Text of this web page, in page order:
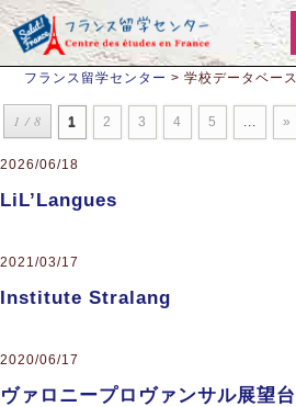
フランス留学センター >学校データベース
1 / 8 1 2 3 4 5 ... »
2026/06/18
LiL’Langues
2021/03/17
Institute Stralang
2020/06/17
ヴァロニープロヴァンサル展望台